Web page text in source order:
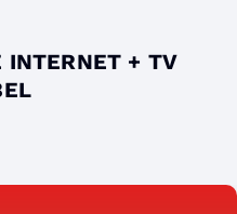
INTERNET + TV